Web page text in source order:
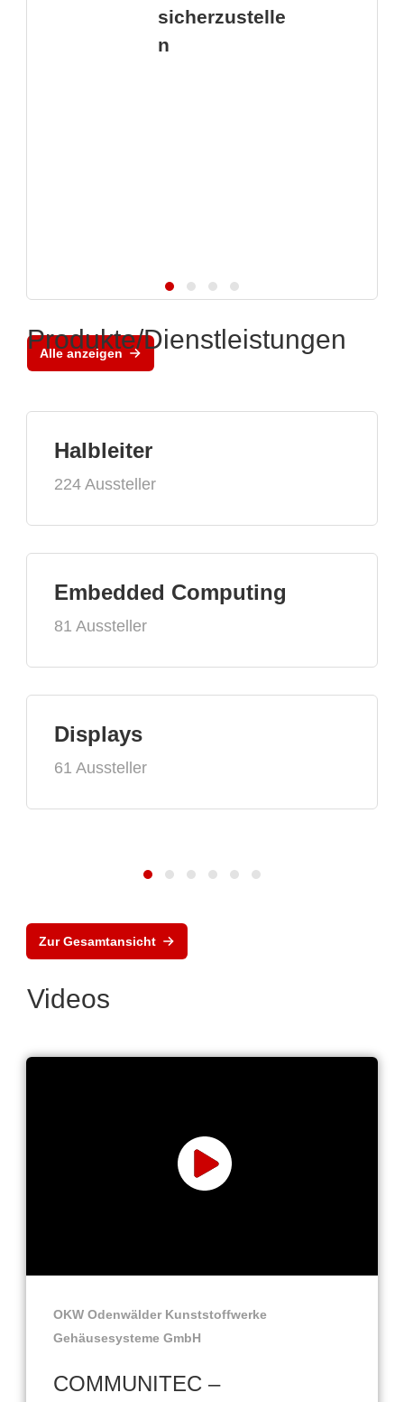
sicherzustelle
n
Alle anzeigen
Produkte/Dienstleistungen
Halbleiter
224 Aussteller
Embedded Computing
81 Aussteller
Displays
61 Aussteller
Zur Gesamtansicht
Videos
OKW Odenwälder Kunststoffwerke
Gehäusesysteme GmbH
COMMUNITEC –